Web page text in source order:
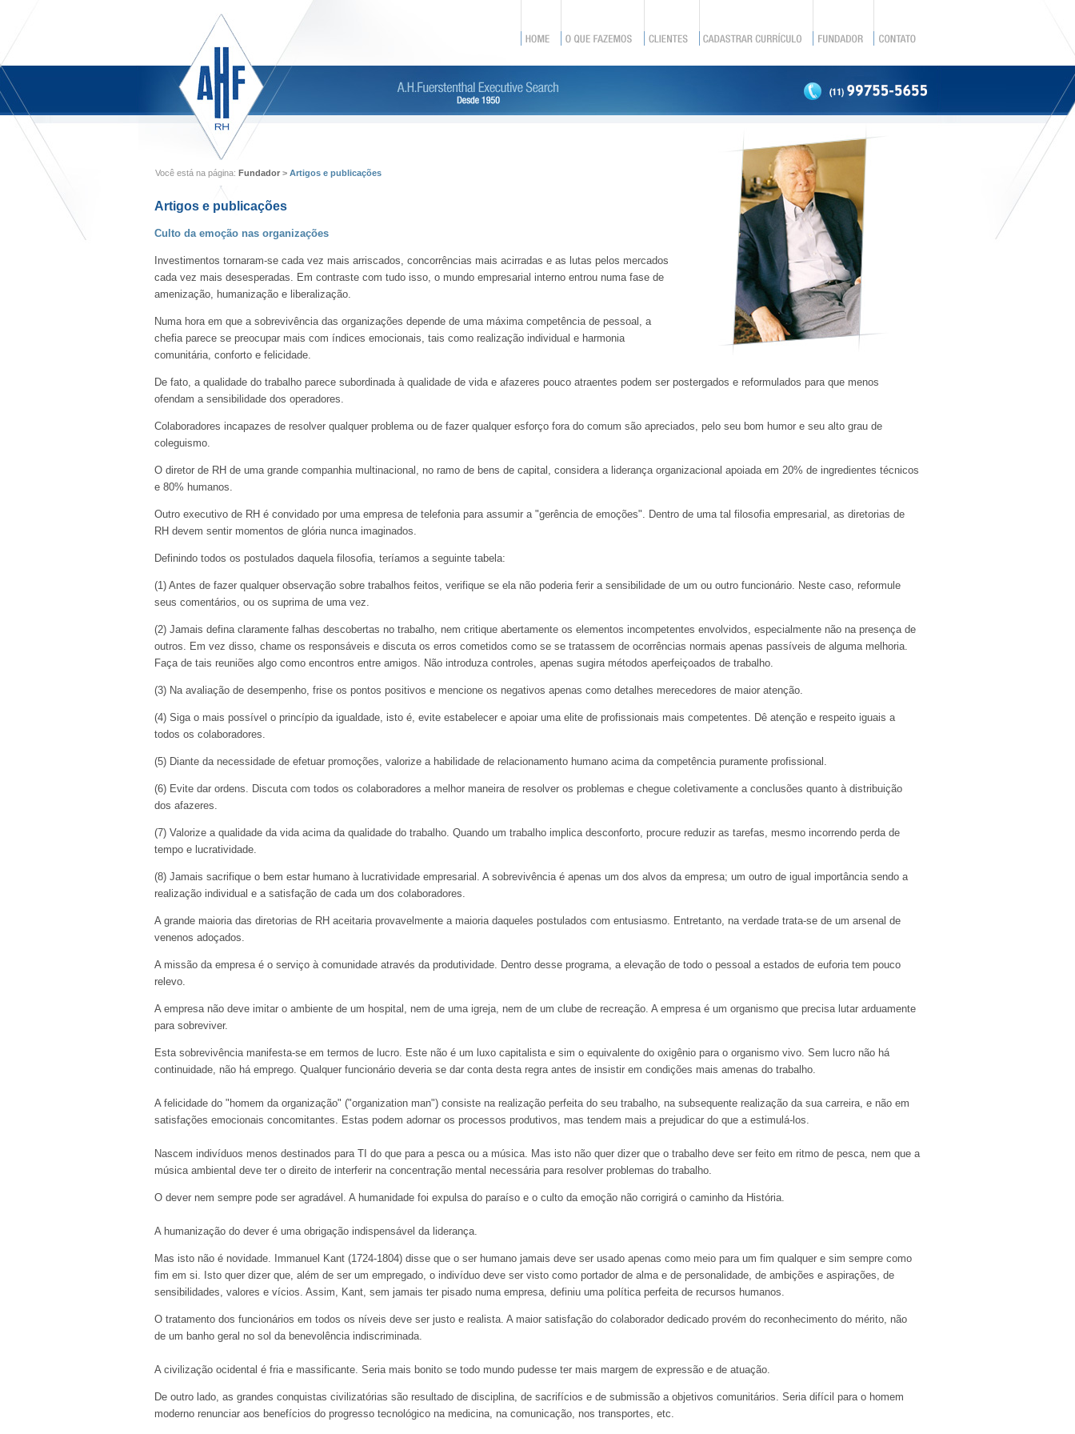
Você está na página: Fundador > Artigos e publicações
Artigos e publicações
Culto da emoção nas organizações
Investimentos tornaram-se cada vez mais arriscados, concorrências mais acirradas e as lutas pelos mercados
cada vez mais desesperadas. Em contraste com tudo isso, o mundo empresarial interno entrou numa fase de
amenização, humanização e liberalização.
Numa hora em que a sobrevivência das organizações depende de uma máxima competência de pessoal, a
chefia parece se preocupar mais com índices emocionais, tais como realização individual e harmonia
comunitária, conforto e felicidade.
De fato, a qualidade do trabalho parece subordinada à qualidade de vida e afazeres pouco atraentes podem ser postergados e reformulados para que menos
ofendam a sensibilidade dos operadores.
Colaboradores incapazes de resolver qualquer problema ou de fazer qualquer esforço fora do comum são apreciados, pelo seu bom humor e seu alto grau de
coleguismo.
O diretor de RH de uma grande companhia multinacional, no ramo de bens de capital, considera a liderança organizacional apoiada em 20% de ingredientes técnicos
e 80% humanos.
Outro executivo de RH é convidado por uma empresa de telefonia para assumir a "gerência de emoções". Dentro de uma tal filosofia empresarial, as diretorias de
RH devem sentir momentos de glória nunca imaginados.
Definindo todos os postulados daquela filosofia, teríamos a seguinte tabela:
(1) Antes de fazer qualquer observação sobre trabalhos feitos, verifique se ela não poderia ferir a sensibilidade de um ou outro funcionário. Neste caso, reformule
seus comentários, ou os suprima de uma vez.
(2) Jamais defina claramente falhas descobertas no trabalho, nem critique abertamente os elementos incompetentes envolvidos, especialmente não na presença de
outros. Em vez disso, chame os responsáveis e discuta os erros cometidos como se se tratassem de ocorrências normais apenas passíveis de alguma melhoria.
Faça de tais reuniões algo como encontros entre amigos. Não introduza controles, apenas sugira métodos aperfeiçoados de trabalho.
(3) Na avaliação de desempenho, frise os pontos positivos e mencione os negativos apenas como detalhes merecedores de maior atenção.
(4) Siga o mais possível o princípio da igualdade, isto é, evite estabelecer e apoiar uma elite de profissionais mais competentes. Dê atenção e respeito iguais a
todos os colaboradores.
(5) Diante da necessidade de efetuar promoções, valorize a habilidade de relacionamento humano acima da competência puramente profissional.
(6) Evite dar ordens. Discuta com todos os colaboradores a melhor maneira de resolver os problemas e chegue coletivamente a conclusões quanto à distribuição
dos afazeres.
(7) Valorize a qualidade da vida acima da qualidade do trabalho. Quando um trabalho implica desconforto, procure reduzir as tarefas, mesmo incorrendo perda de
tempo e lucratividade.
(8) Jamais sacrifique o bem estar humano à lucratividade empresarial. A sobrevivência é apenas um dos alvos da empresa; um outro de igual importância sendo a
realização individual e a satisfação de cada um dos colaboradores.
A grande maioria das diretorias de RH aceitaria provavelmente a maioria daqueles postulados com entusiasmo. Entretanto, na verdade trata-se de um arsenal de
venenos adoçados.
A missão da empresa é o serviço à comunidade através da produtividade. Dentro desse programa, a elevação de todo o pessoal a estados de euforia tem pouco
relevo.
A empresa não deve imitar o ambiente de um hospital, nem de uma igreja, nem de um clube de recreação. A empresa é um organismo que precisa lutar arduamente
para sobreviver.
Esta sobrevivência manifesta-se em termos de lucro. Este não é um luxo capitalista e sim o equivalente do oxigênio para o organismo vivo. Sem lucro não há
continuidade, não há emprego. Qualquer funcionário deveria se dar conta desta regra antes de insistir em condições mais amenas do trabalho.
A felicidade do "homem da organização" ("organization man") consiste na realização perfeita do seu trabalho, na subsequente realização da sua carreira, e não em
satisfações emocionais concomitantes. Estas podem adornar os processos produtivos, mas tendem mais a prejudicar do que a estimulá-los.
Nascem indivíduos menos destinados para TI do que para a pesca ou a música. Mas isto não quer dizer que o trabalho deve ser feito em ritmo de pesca, nem que a
música ambiental deve ter o direito de interferir na concentração mental necessária para resolver problemas do trabalho.
O dever nem sempre pode ser agradável. A humanidade foi expulsa do paraíso e o culto da emoção não corrigirá o caminho da História.
A humanização do dever é uma obrigação indispensável da liderança.
Mas isto não é novidade. Immanuel Kant (1724-1804) disse que o ser humano jamais deve ser usado apenas como meio para um fim qualquer e sim sempre como
fim em si. Isto quer dizer que, além de ser um empregado, o indivíduo deve ser visto como portador de alma e de personalidade, de ambições e aspirações, de
sensibilidades, valores e vícios. Assim, Kant, sem jamais ter pisado numa empresa, definiu uma política perfeita de recursos humanos.
O tratamento dos funcionários em todos os níveis deve ser justo e realista. A maior satisfação do colaborador dedicado provém do reconhecimento do mérito, não
de um banho geral no sol da benevolência indiscriminada.
A civilização ocidental é fria e massificante. Seria mais bonito se todo mundo pudesse ter mais margem de expressão e de atuação.
De outro lado, as grandes conquistas civilizatórias são resultado de disciplina, de sacrifícios e de submissão a objetivos comunitários. Seria difícil para o homem
moderno renunciar aos benefícios do progresso tecnológico na medicina, na comunicação, nos transportes, etc.